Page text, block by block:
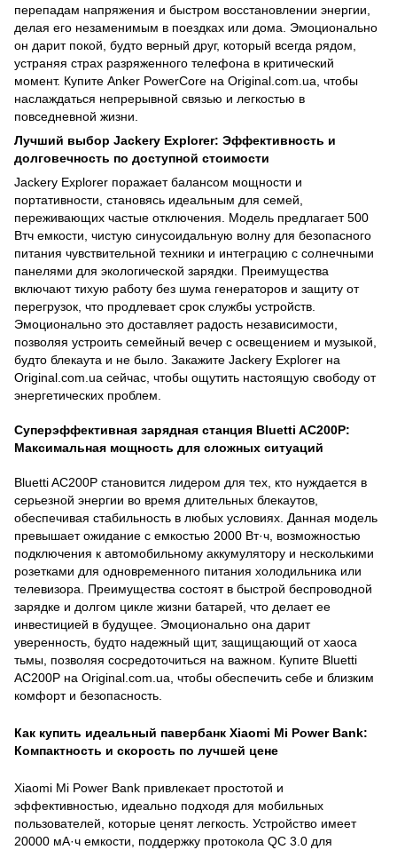
перепадам напряжения и быстром восстановлении энергии,
делая его незаменимым в поездках или дома. Эмоционально
он дарит покой, будто верный друг, который всегда рядом,
устраняя страх разряженного телефона в критический
момент. Купите Anker PowerCore на Original.com.ua, чтобы
наслаждаться непрерывной связью и легкостью в
повседневной жизни.
Лучший выбор Jackery Explorer: Эффективность и
долговечность по доступной стоимости
Jackery Explorer поражает балансом мощности и
портативности, становясь идеальным для семей,
переживающих частые отключения. Модель предлагает 500
Втч емкости, чистую синусоидальную волну для безопасного
питания чувствительной техники и интеграцию с солнечными
панелями для экологической зарядки. Преимущества
включают тихую работу без шума генераторов и защиту от
перегрузок, что продлевает срок службы устройств.
Эмоционально это доставляет радость независимости,
позволяя устроить семейный вечер с освещением и музыкой,
будто блекаута и не было. Закажите Jackery Explorer на
Original.com.ua сейчас, чтобы ощутить настоящую свободу от
энергетических проблем.
Суперэффективная зарядная станция Bluetti AC200P:
Максимальная мощность для сложных ситуаций
Bluetti AC200P становится лидером для тех, кто нуждается в
серьезной энергии во время длительных блекаутов,
обеспечивая стабильность в любых условиях. Данная модель
превышает ожидание с емкостью 2000 Вт·ч, возможностью
подключения к автомобильному аккумулятору и несколькими
розетками для одновременного питания холодильника или
телевизора. Преимущества состоят в быстрой беспроводной
зарядке и долгом цикле жизни батарей, что делает ее
инвестицией в будущее. Эмоционально она дарит
уверенность, будто надежный щит, защищающий от хаоса
тьмы, позволяя сосредоточиться на важном. Купите Bluetti
AC200P на Original.com.ua, чтобы обеспечить себе и близким
комфорт и безопасность.
Как купить идеальный павербанк Xiaomi Mi Power Bank:
Компактность и скорость по лучшей цене
Xiaomi Mi Power Bank привлекает простотой и
эффективностью, идеально подходя для мобильных
пользователей, которые ценят легкость. Устройство имеет
20000 мА·ч емкости, поддержку протокола QC 3.0 для